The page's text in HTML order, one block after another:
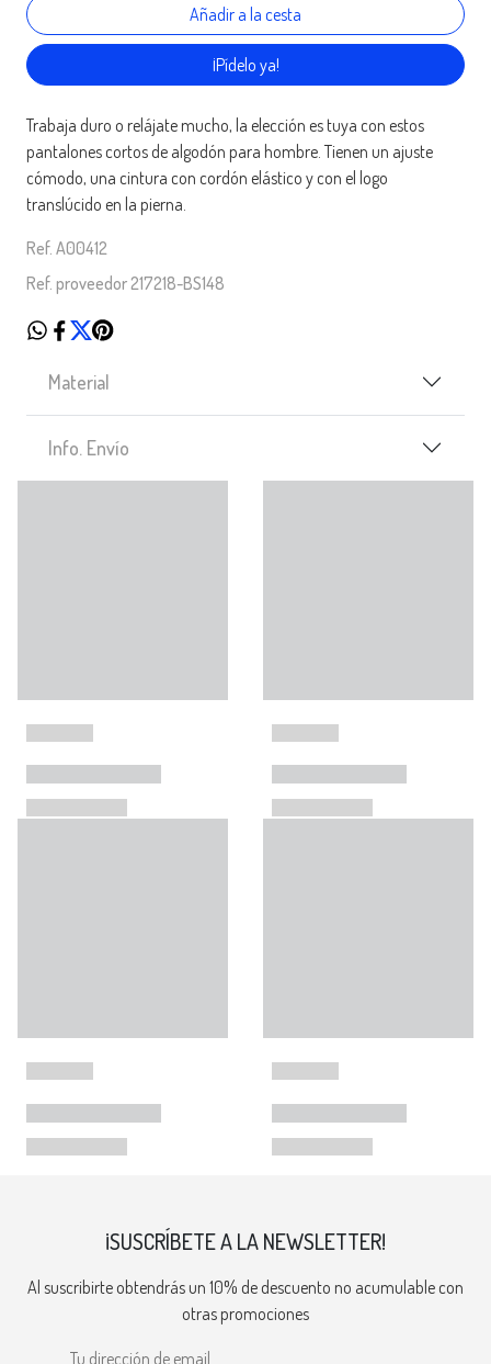
¡Pídelo ya!
Trabaja duro o relájate mucho, la elección es tuya con estos
pantalones cortos de algodón para hombre. Tienen un ajuste
cómodo, una cintura con cordón elástico y con el logo
translúcido en la pierna.
Ref. A00412
Ref. proveedor 217218-BS148
Material
Info. Envío
¡SUSCRÍBETE A LA NEWSLETTER!
Al suscribirte obtendrás un 10% de descuento no acumulable con
otras promociones